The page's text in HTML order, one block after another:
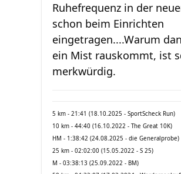
Ruhefrequenz in der
schon beim Einrichten
eingetragen....Warum
ein Mist rauskommt, ist
merkwürdig.
5 km - 21:41 (18.10.2025 - SportScheck Run)
10 km - 44:40 (16.10.2022 - The Great 10K)
HM - 1:38:42 (24.08.2025 - die Generalprobe)
25 km - 02:02:00 (15.05.2022 - S 25)
M - 03:38:13 (25.09.2022 - BM)